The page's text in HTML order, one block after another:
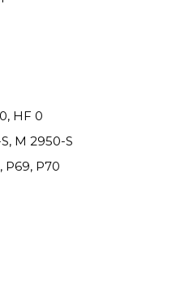
HF 0
M 2950-S
P69, P70